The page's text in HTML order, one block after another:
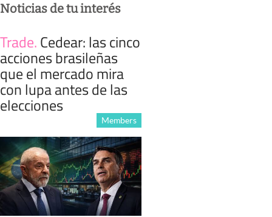
Noticias de tu interés
Trade.Cedear: las cinco
acciones brasileñas
que el mercado mira
con lupa antes de las
elecciones
Members